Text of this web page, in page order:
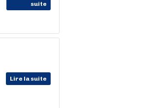
suite
Lire la suite